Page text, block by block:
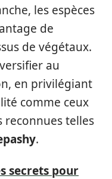
les espèces
de
de végétaux.
au
en privilégiant
comme ceux
reconnues telles
.
secrets pour